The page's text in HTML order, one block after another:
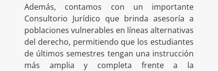
Además, contamos con un importante
Consultorio Jurídico que brinda asesoría a
poblaciones vulnerables en líneas alternativas
del derecho, permitiendo que los estudiantes
de últimos semestres tengan una instrucción
más amplia y completa frente a la